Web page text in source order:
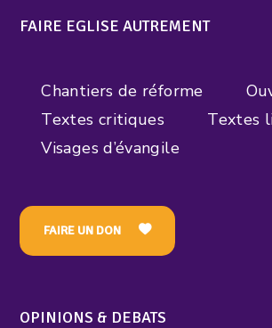
FAIRE EGLISE AUTREMENT
Chantiers de réforme
Textes critiques
Textes
Visages d’évangile
FAIRE UN DON
OPINIONS & DEBATS